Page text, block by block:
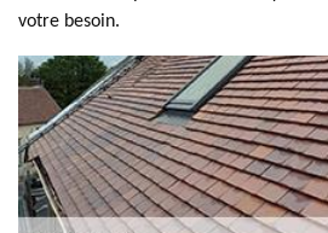
votre besoin.